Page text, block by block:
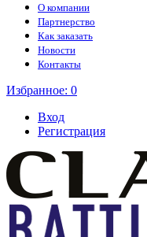
О компании
Партнерство
Как заказать
Новости
Контакты
Избранное: 0
Вход
Регистрация